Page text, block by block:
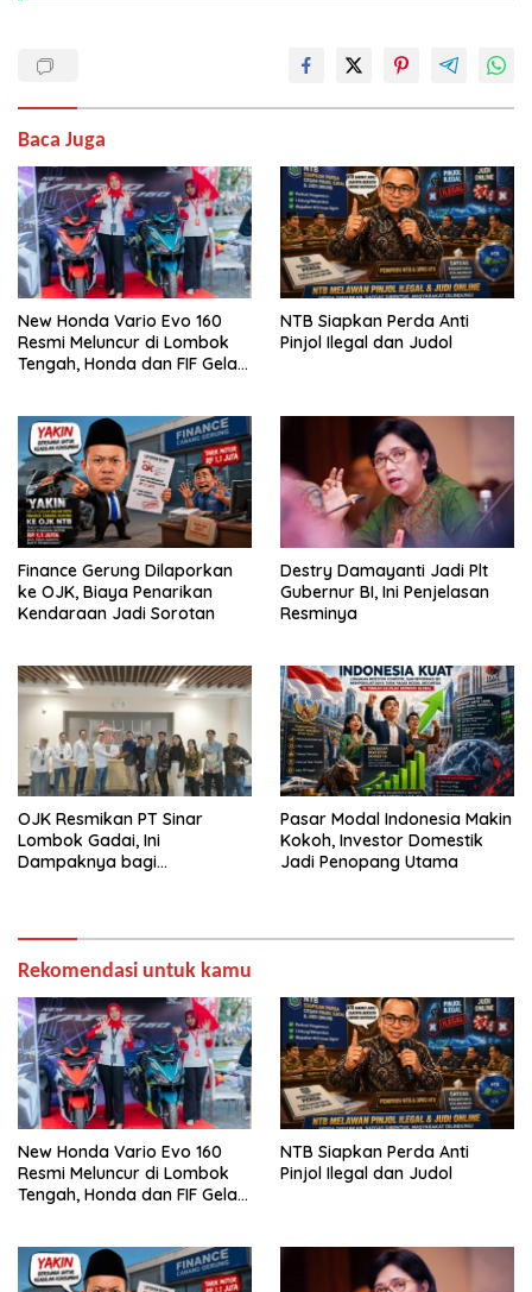
Baca Juga
New Honda Vario Evo 160
Resmi Meluncur di Lombok
Tengah, Honda dan FIF Gelar
NTB Siapkan Perda Anti
Pinjol Ilegal dan Judol
Finance Gerung Dilaporkan
ke OJK, Biaya Penarikan
Kendaraan Jadi Sorotan
Destry Damayanti Jadi Plt
Gubernur BI, Ini Penjelasan
Resminya
OJK Resmikan PT Sinar
Lombok Gadai, Ini
Dampaknya bagi
Pasar Modal Indonesia Makin
Kokoh, Investor Domestik
Jadi Penopang Utama
Rekomendasi untuk kamu
New Honda Vario Evo 160
Resmi Meluncur di Lombok
Tengah, Honda dan FIF Gelar
NTB Siapkan Perda Anti
Pinjol Ilegal dan Judol